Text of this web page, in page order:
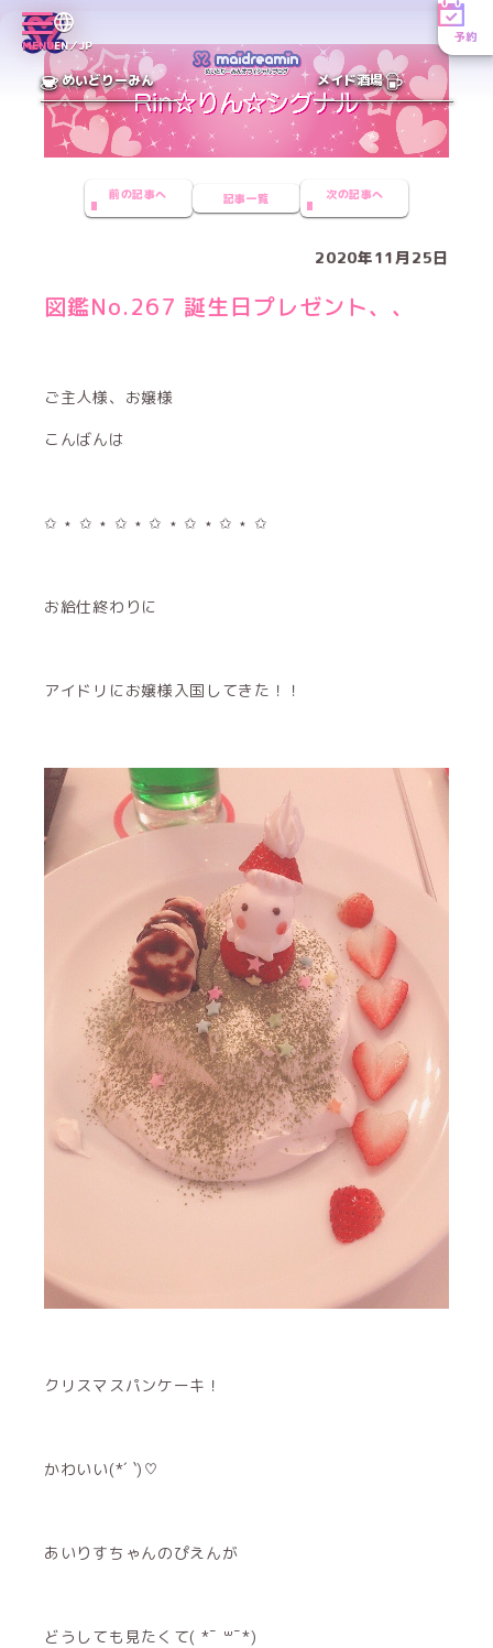
MENUEN／JP
予約
めいどりーみん メイド酒場
前の記事へ 記事一覧 次の記事へ
2020年11月25日
図鑑No.267 誕生日プレゼント、、
ご主人様、お嬢様
こんばんは
✩ ⋆ ✩ ⋆ ✩ ⋆ ✩ ⋆ ✩ ⋆ ✩ ⋆ ✩
お給仕終わりに
アイドリにお嬢様入国してきた！！
クリスマスパンケーキ！
かわいい(*´ `)♡
あいりすちゃんのぴえんが
どうしても見たくて( *¯ ꒳¯*)